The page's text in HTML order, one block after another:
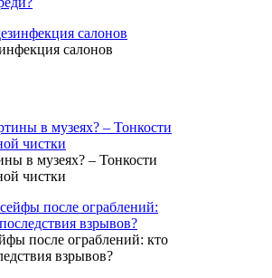
салонов
в музеях? – Тонкости
чистки
после ограблений: кто
взрывов?